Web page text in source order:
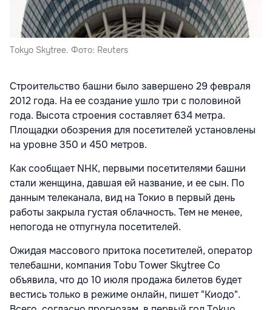
Tokyo Skytree. Фото: Reuters
Строительство башни было завершено 29 февраля
2012 года. На ее создание ушло три с половиной
года. Высота строения составляет 634 метра.
Площадки обозрения для посетителей установлены
на уровне 350 и 450 метров.
Как сообщает NHK, первыми посетителями башни
стали женщина, давшая ей название, и ее сын. По
данным телеканала, вид на Токио в первый день
работы закрыла густая облачность. Тем не менее,
непогода не отпугнула посетителей.
Ожидая массового притока посетителей, оператор
телебашни, компания Tobu Tower Skytree Co
объявила, что до 10 июля продажа билетов будет
вестись только в режиме онлайн, пишет "Киодо".